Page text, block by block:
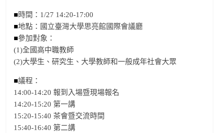
■時間：1/27 14:20-17:00
■地點：國立臺灣大學思亮館國際會議廳
■參加對象：
(1)全國高中職教師
(2)大學生、研究生、大學教師和一般成年社會大眾
■議程：
14:00-14:20 報到入場暨現場報名
14:20-15:20 第一講
15:20-15:40 茶會暨交流時間
15:40-16:40 第二講